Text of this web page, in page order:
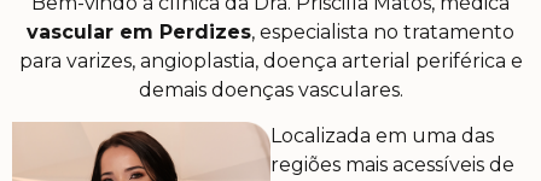
vascular em Perdizes, especialista no tratamento
para varizes, angioplastia, doença arterial periférica e
demais doenças vasculares.
Localizada em uma das
regiões mais acessíveis de